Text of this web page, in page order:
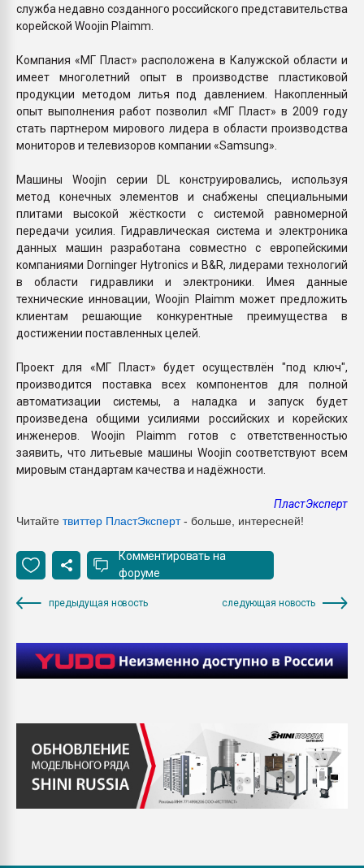
служба недавно созданного российского представительства
корейской Woojin Plaimm.
Компания «МГ Пласт» расположена в Калужской области и
имеет многолетний опыт в производстве пластиковой
продукции методом литья под давлением. Накопленный
опыт выполнения работ позволил «МГ Пласт» в 2009 году
стать партнером мирового лидера в области производства
мониторов и телевизоров компании «Samsung».
Машины Woojin серии DL конструировались, используя
метод конечных элементов и снабжены специальными
плитами высокой жёсткости с системой равномерной
передачи усилия. Гидравлическая система и электроника
данных машин разработана совместно с европейскими
компаниями Dorninger Hytronics и B&R, лидерами технологий
в области гидравлики и электроники. Имея данные
технические инновации, Woojin Plaimm может предложить
клиентам решающие конкурентные преимущества в
достижении поставленных целей.
Проект для «МГ Пласт» будет осуществлён "под ключ",
производится поставка всех компонентов для полной
автоматизации системы, а наладка и запуск будет
произведена общими усилиями российских и корейских
инженеров. Woojin Plaimm готов с ответственностью
заявить, что литьевые машины Woojin соответствуют всем
мировым стандартам качества и надёжности.
ПластЭксперт
Читайте твиттер ПластЭксперт- больше, интересней!
Комментировать на
форуме
предыдущая новость следующая новость